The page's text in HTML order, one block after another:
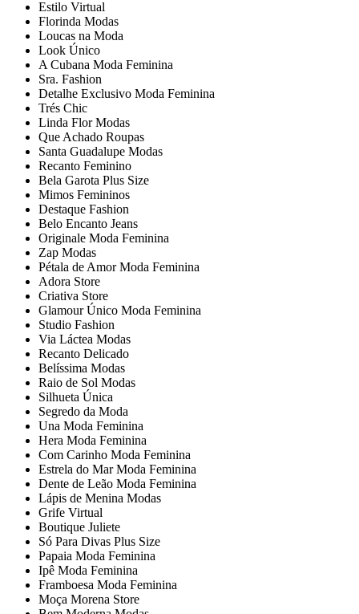
Estilo Virtual
Florinda Modas
Loucas na Moda
Look Único
A Cubana Moda Feminina
Sra. Fashion
Detalhe Exclusivo Moda Feminina
Trés Chic
Linda Flor Modas
Que Achado Roupas
Santa Guadalupe Modas
Recanto Feminino
Bela Garota Plus Size
Mimos Femininos
Destaque Fashion
Belo Encanto Jeans
Originale Moda Feminina
Zap Modas
Pétala de Amor Moda Feminina
Adora Store
Criativa Store
Glamour Único Moda Feminina
Studio Fashion
Via Láctea Modas
Recanto Delicado
Belíssima Modas
Raio de Sol Modas
Silhueta Única
Segredo da Moda
Una Moda Feminina
Hera Moda Feminina
Com Carinho Moda Feminina
Estrela do Mar Moda Feminina
Dente de Leão Moda Feminina
Lápis de Menina Modas
Grife Virtual
Boutique Juliete
Só Para Divas Plus Size
Papaia Moda Feminina
Ipê Moda Feminina
Framboesa Moda Feminina
Moça Morena Store